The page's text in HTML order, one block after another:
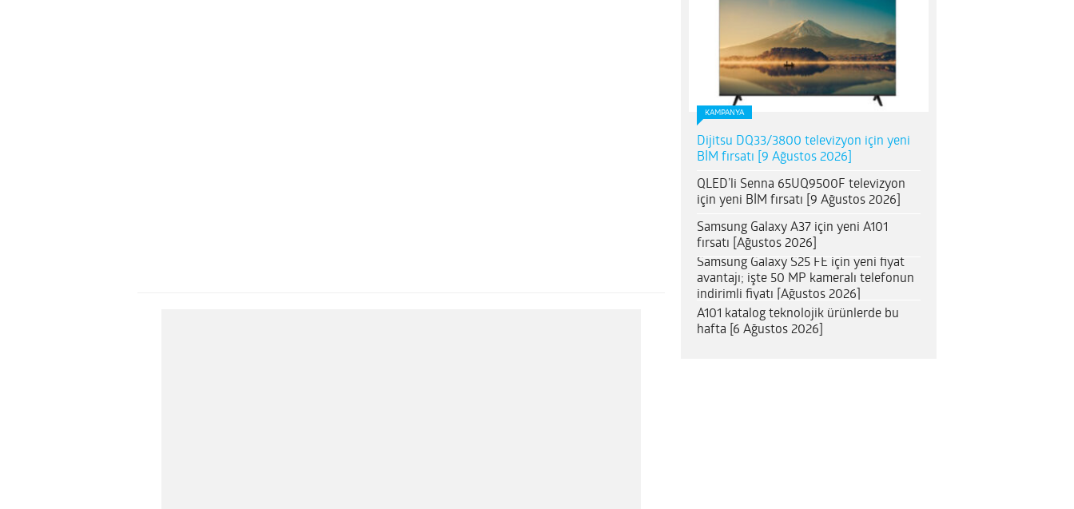
KAMPANYA
Dijitsu DQ33/3800 televizyon için yeni
BİM fırsatı [9 Ağustos 2026]
QLED’li Senna 65UQ9500F televizyon
için yeni BİM fırsatı [9 Ağustos 2026]
Samsung Galaxy A37 için yeni A101
fırsatı [Ağustos 2026]
Samsung Galaxy S25 FE için yeni fiyat
avantajı; işte 50 MP kameralı telefonun
indirimli fiyatı [Ağustos 2026]
A101 katalog teknolojik ürünlerde bu
hafta [6 Ağustos 2026]